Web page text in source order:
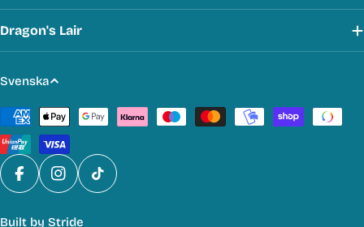
Dragon's Lair
S
p
r
å
k
Svenska
Betalmetoder
FacebookInstagram
TikTok
Built by Stride